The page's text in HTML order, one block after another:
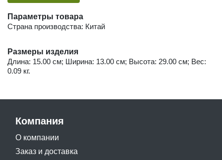
Параметры товара
Страна производства: Китай
Размеры изделия
Длина: 15.00 см; Ширина: 13.00 см; Высота: 29.00 см; Вес:
0.09 кг.
Компания
О компании
Заказ и доставка